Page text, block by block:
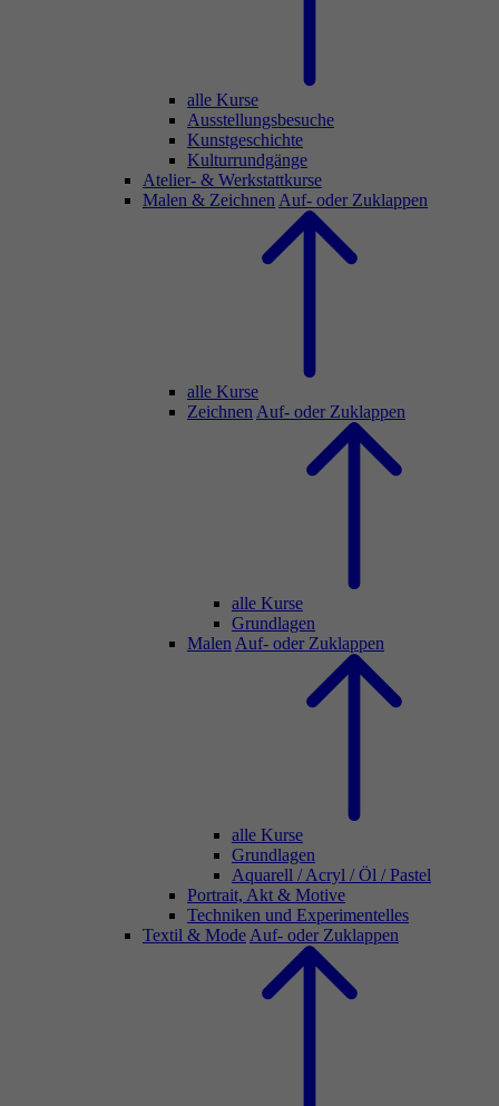
alle Kurse
Ausstellungsbesuche
Kunstgeschichte
Kulturrundgänge
Atelier- & Werkstattkurse
Malen & Zeichnen Auf- oder Zuklappen
alle Kurse
Zeichnen Auf- oder Zuklappen
alle Kurse
Grundlagen
Malen Auf- oder Zuklappen
alle Kurse
Grundlagen
Aquarell / Acryl / Öl / Pastel
Portrait, Akt & Motive
Techniken und Experimentelles
Textil & Mode Auf- oder Zuklappen